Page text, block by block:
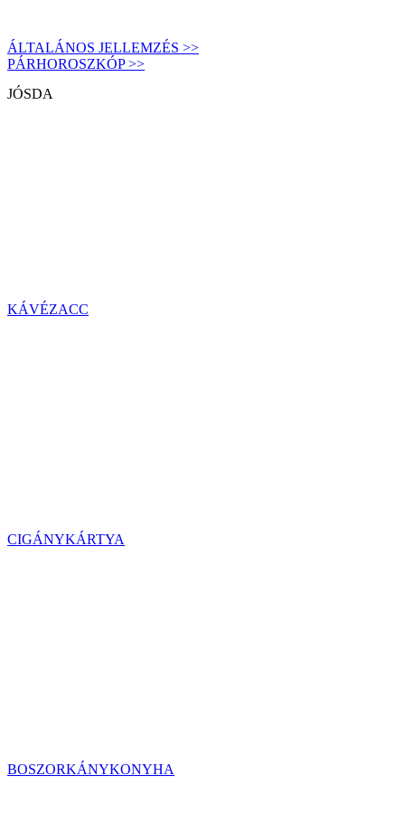
ÁLTALÁNOS JELLEMZÉS >>
PÁRHOROSZKÓP >>
JÓSDA
KÁVÉZACC
CIGÁNYKÁRTYA
BOSZORKÁNYKONYHA